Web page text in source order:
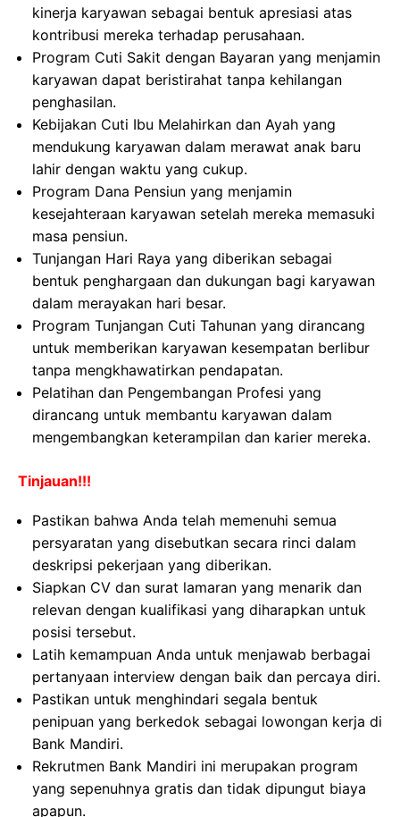
kinerja karyawan sebagai bentuk apresiasi atas
kontribusi mereka terhadap perusahaan.
Program Cuti Sakit dengan Bayaran yang menjamin
karyawan dapat beristirahat tanpa kehilangan
penghasilan.
Kebijakan Cuti Ibu Melahirkan dan Ayah yang
mendukung karyawan dalam merawat anak baru
lahir dengan waktu yang cukup.
Program Dana Pensiun yang menjamin
kesejahteraan karyawan setelah mereka memasuki
masa pensiun.
Tunjangan Hari Raya yang diberikan sebagai
bentuk penghargaan dan dukungan bagi karyawan
dalam merayakan hari besar.
Program Tunjangan Cuti Tahunan yang dirancang
untuk memberikan karyawan kesempatan berlibur
tanpa mengkhawatirkan pendapatan.
Pelatihan dan Pengembangan Profesi yang
dirancang untuk membantu karyawan dalam
mengembangkan keterampilan dan karier mereka.
Tinjauan!!!
Pastikan bahwa Anda telah memenuhi semua
persyaratan yang disebutkan secara rinci dalam
deskripsi pekerjaan yang diberikan.
Siapkan CV dan surat lamaran yang menarik dan
relevan dengan kualifikasi yang diharapkan untuk
posisi tersebut.
Latih kemampuan Anda untuk menjawab berbagai
pertanyaan interview dengan baik dan percaya diri.
Pastikan untuk menghindari segala bentuk
penipuan yang berkedok sebagai lowongan kerja di
Bank Mandiri.
Rekrutmen Bank Mandiri ini merupakan program
yang sepenuhnya gratis dan tidak dipungut biaya
apapun.